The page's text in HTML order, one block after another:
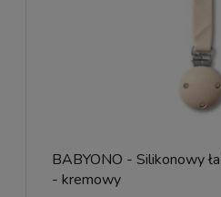
BABYONO - Silikonowy
- kremowy